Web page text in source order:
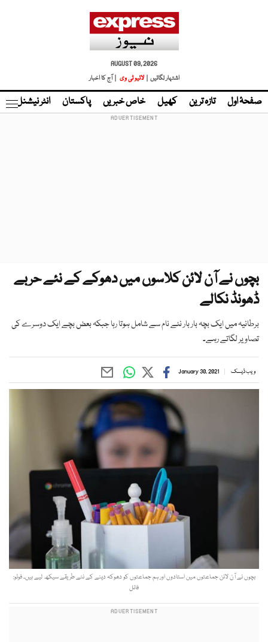
AUGUST 09, 2026
اشتہار لگائیں |
لائیو ٹی وی | آج کا اخبار
صفحۂ اول تازہ ترین کھیل خاص خبریں پاکستان انٹر نیشنل
بچوں نے آن لائن کلاسوں میں دھوکے کے نئے حربے
ڈھونڈ نکالے
برطانیہ میں ایک بچہ بار بار نئے نام سے شامل ہوتا رہا جبکہ بعض بچے ایک دوسرے کی
تصاویر لگاتے رہے۔
ویب ڈیسک January 30, 2021
بچوں نے آن لائن جماعتوں میں استادوں اور ہم جماعتوں کو دھوکہ دینے کے نئے طریقے سیکھ لیے ہیں۔ فوٹو:
فائل